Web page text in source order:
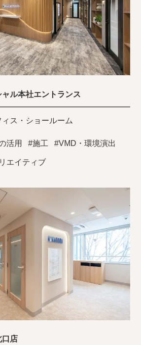
ル本社エントランス
ィス・ショールーム
活用 #施工 #VMD・環境演出
エイティブ
口店